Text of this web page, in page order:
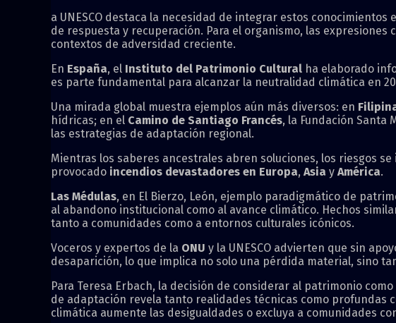
a UNESCO destaca la necesidad de integrar estos
de respuesta y recuperación. Para el organismo, las
contextos de adversidad creciente.
En España, el Instituto del Patrimonio Cultural ha elaborado
es parte fundamental para alcanzar la neutralidad climática en
Una mirada global muestra ejemplos aún más diversos: en
hídricas; en el Camino de Santiago Francés, la Fundación Santa
las estrategias de adaptación regional.
Mientras los saberes ancestrales abren soluciones, los riesgos
provocado incendios devastadores en Europa, Asia y América.
Las Médulas, en El Bierzo, León, ejemplo paradigmático de
al abandono institucional como al avance climático. Hechos
tanto a comunidades como a entornos culturales icónicos.
Voceros y expertos de la ONU y la UNESCO advierten que sin
desaparición, lo que implica no solo una pérdida material, sino
Para Teresa Erbach, la decisión de considerar al patrimonio
de adaptación revela tanto realidades técnicas como profundas
climática aumente las desigualdades o excluya a comunidades